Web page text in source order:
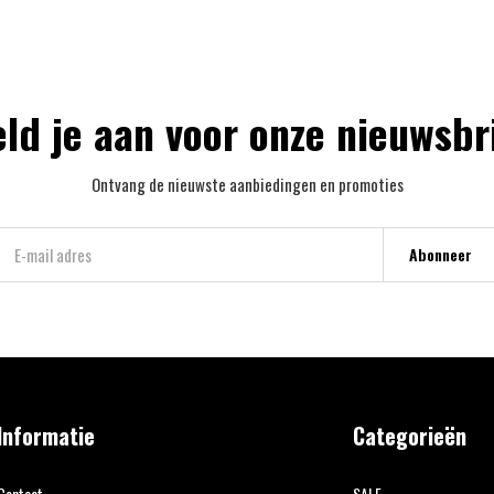
je aan voor onze
Ontvang de nieuwste aanbiedingen en promoties
Abonneer
Categorieën